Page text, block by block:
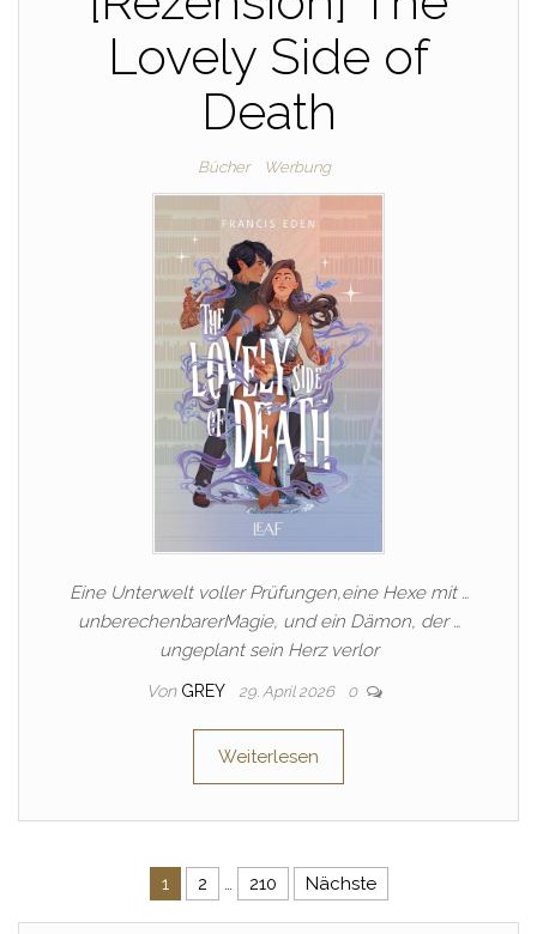
Lovely Side of
Death
Bücher Werbung
Eine Unterwelt voller Prüfungen,eine Hexe mit …
unberechenbarerMagie, und ein Dämon, der …
ungeplant sein Herz verlor
Von GREY 29. April 2026 0
Weiterlesen
Seitennummerierung der
1 2 … 210 Nächste